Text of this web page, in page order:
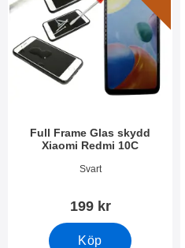
Full Frame Glas skydd
Xiaomi Redmi 10C
Art. nr 44379Svart
199 kr
Köp